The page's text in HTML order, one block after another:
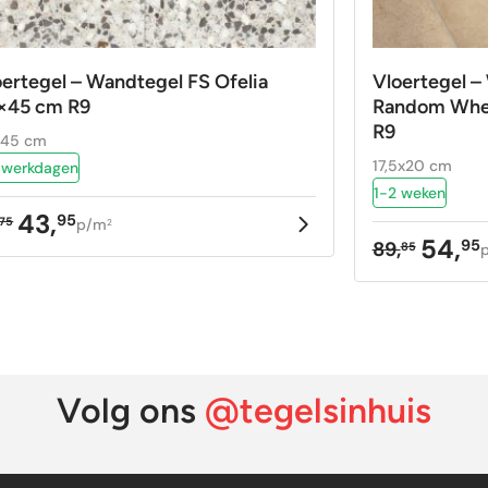
– Wandtegel FS Ofelia
cm R9
cm
75 43,95p/m2
Vloertegel –
Random
R9
17,5x20 cm
1-2 weken
89,85
prijs
54,95
Huidige
prijs
Volg ons @tegelsinhuis